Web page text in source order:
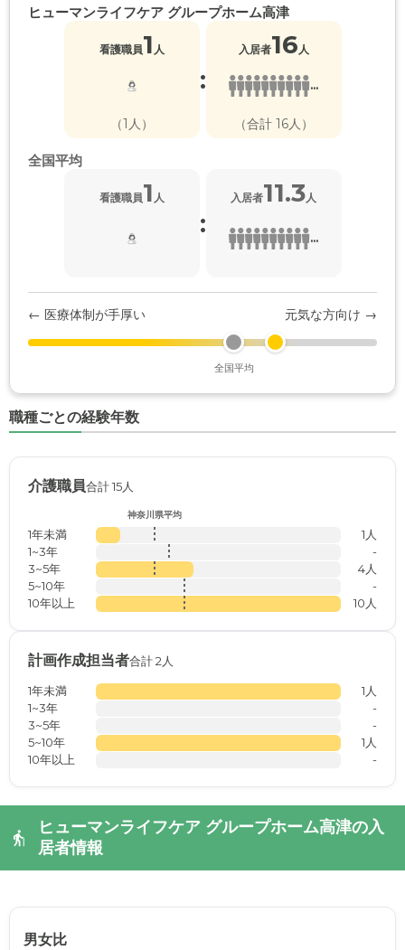
ヒューマンライフケア グループホーム高津
看護職員1 人
（1人）
:
入居者16人
...
（合計 16人）
全国平均
看護職員1 人
:
入居者11.3人
...
← 医療体制が手厚い 元気な方向け →
全国平均
職種ごとの経験年数
介護職員合計 15人
神奈川県平均
1年未満
1人
1~3年
-
3~5年
4人
5~10年
-
10年以上
10人
計画作成担当者合計 2人
1年未満
1人
1~3年
-
3~5年
-
5~10年
1人
10年以上
-
ヒューマンライフケア グループホーム高津の入
居者情報
男女比